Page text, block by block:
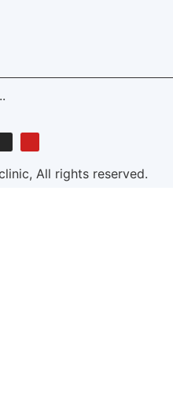
All rights reserved.